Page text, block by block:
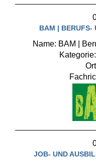
BAM | BERUFS-
Name: BAM |
JOB- UND